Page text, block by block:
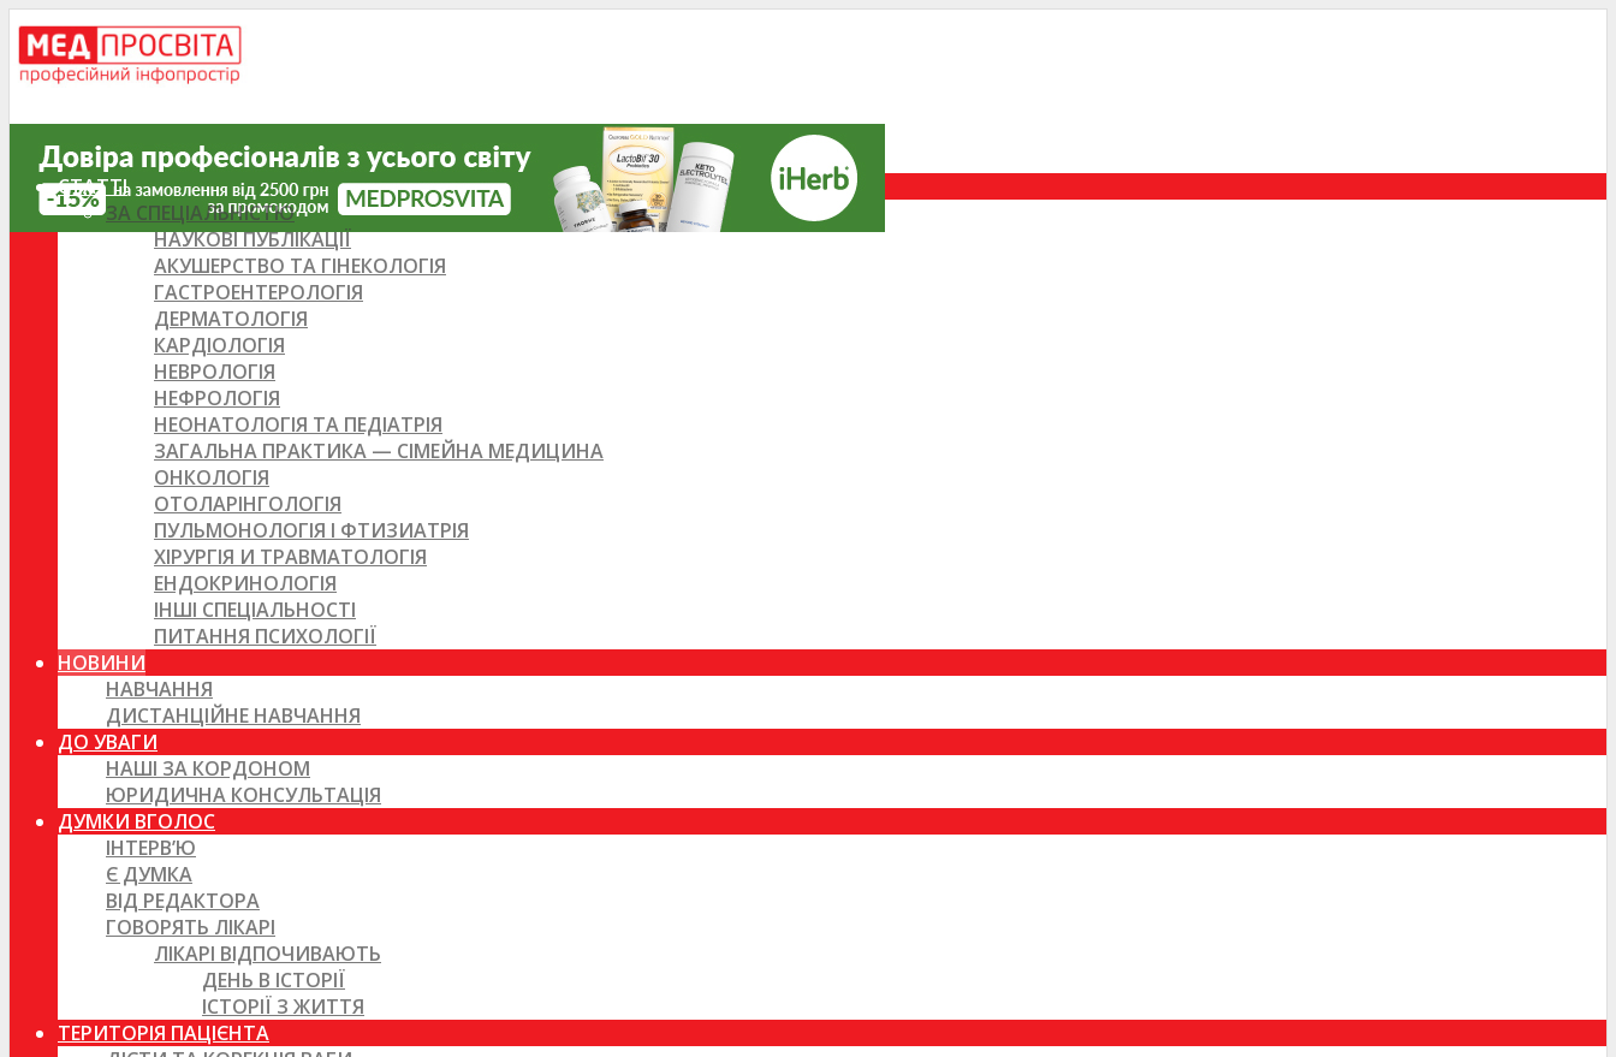
СТАТТІ
ЗА СПЕЦІАЛЬНІСТЮ
НАУКОВІ ПУБЛІКАЦІЇ
АКУШЕРСТВО ТА ГІНЕКОЛОГІЯ
ГАСТРОЕНТЕРОЛОГІЯ
ДЕРМАТОЛОГІЯ
КАРДІОЛОГІЯ
НЕВРОЛОГІЯ
НЕФРОЛОГІЯ
НЕОНАТОЛОГІЯ ТА ПЕДІАТРІЯ
ЗАГАЛЬНА ПРАКТИКА — СІМЕЙНА МЕДИЦИНА
ОНКОЛОГІЯ
ОТОЛАРІНГОЛОГІЯ
ПУЛЬМОНОЛОГІЯ І ФТИЗИАТРІЯ
ХІРУРГІЯ И ТРАВМАТОЛОГІЯ
ЕНДОКРИНОЛОГІЯ
ІНШІ СПЕЦІАЛЬНОСТІ
ПИТАННЯ ПСИХОЛОГІЇ
НОВИНИ
НАВЧАННЯ
ДИСТАНЦІЙНЕ НАВЧАННЯ
ДО УВАГИ
НАШІ ЗА КОРДОНОМ
ЮРИДИЧНА КОНСУЛЬТАЦІЯ
ДУМКИ ВГОЛОС
ІНТЕРВ’Ю
Є ДУМКА
ВІД РЕДАКТОРА
ГОВОРЯТЬ ЛІКАРІ
ЛІКАРІ ВІДПОЧИВАЮТЬ
ДЕНЬ В ІСТОРІЇ
ІСТОРІЇ З ЖИТТЯ
ТЕРИТОРІЯ ПАЦІЄНТА